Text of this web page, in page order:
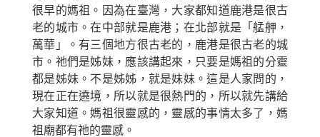
很早的媽祖。因為在臺灣，大家都知道鹿港是很古
老的城市。在中部就是鹿港；在北部就是「艋舺，
萬華」。有三個地方很古老的，鹿港是很古老的城
市。祂們是姊妹，應該講起來，只要是媽祖的分靈
都是姊妹。不是姊姊，就是妹妹。這是人家問的，
現在正在遶境，所以就是很熱門的，所以就先講給
大家知道。媽祖很靈感的，靈感的事情太多了，媽
祖廟都有祂的靈感。